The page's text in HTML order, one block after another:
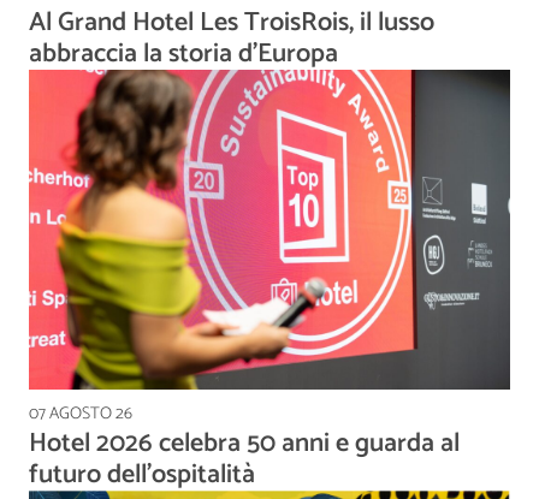
Al Grand Hotel Les TroisRois, il lusso
abbraccia la storia d’Europa
07 AGOSTO 26
Hotel 2026 celebra 50 anni e guarda al
futuro dell’ospitalità